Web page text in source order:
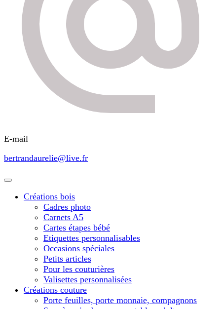
E-mail
bertrandaurelie@live.fr
Créations bois
Cadres photo
Carnets A5
Cartes étapes bébé
Etiquettes personnalisables
Occasions spéciales
Petits articles
Pour les couturières
Valisettes personnalisées
Créations couture
Porte feuilles, porte monnaie, compagnons